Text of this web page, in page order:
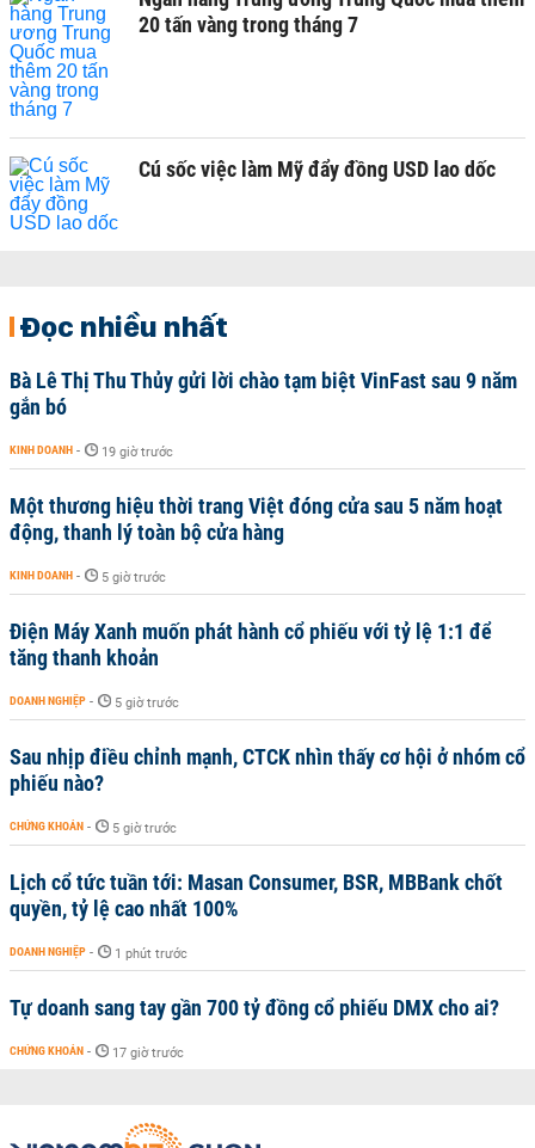
20 tấn vàng trong tháng 7
Cú sốc việc làm Mỹ đẩy đồng USD lao dốc
Đọc nhiều nhất
Bà Lê Thị Thu Thủy gửi lời chào tạm biệt VinFast sau 9 năm
gắn bó
KINH DOANH - 19 giờ trước
Một thương hiệu thời trang Việt đóng cửa sau 5 năm hoạt
động, thanh lý toàn bộ cửa hàng
KINH DOANH - 5 giờ trước
Điện Máy Xanh muốn phát hành cổ phiếu với tỷ lệ 1:1 để
tăng thanh khoản
DOANH NGHIỆP - 5 giờ trước
Sau nhịp điều chỉnh mạnh, CTCK nhìn thấy cơ hội ở nhóm cổ
phiếu nào?
CHỨNG KHOÁN - 5 giờ trước
Lịch cổ tức tuần tới: Masan Consumer, BSR, MBBank chốt
quyền, tỷ lệ cao nhất 100%
DOANH NGHIỆP - 1 phút trước
Tự doanh sang tay gần 700 tỷ đồng cổ phiếu DMX cho ai?
CHỨNG KHOÁN - 17 giờ trước